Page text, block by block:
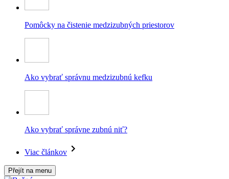
Pomôcky na čistenie medzizubných priestorov
Ako vybrať správnu medzizubnú kefku
Ako vybrať správne zubnú niť?
Viac článkov
Přejít na menu